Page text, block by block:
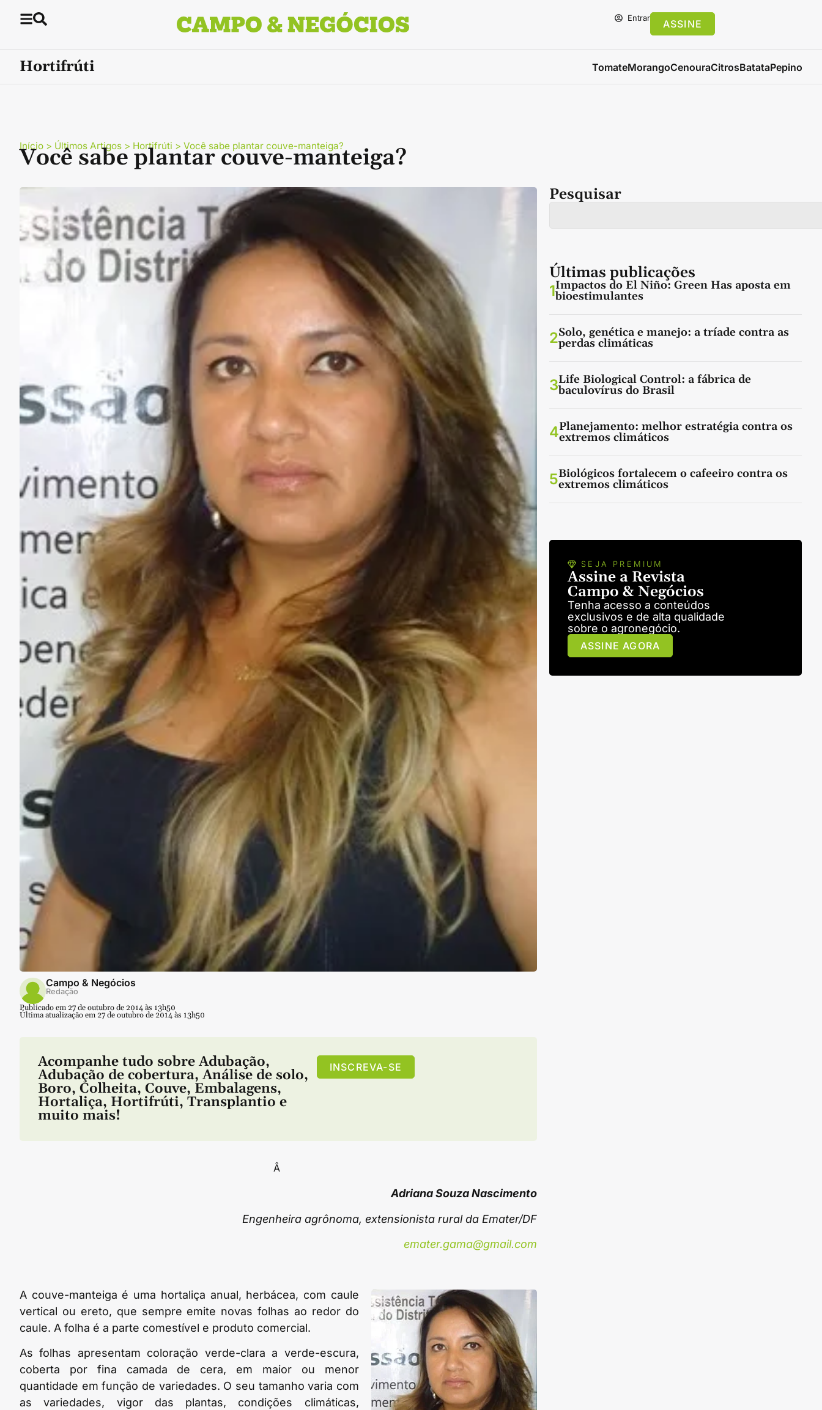
Entrar ASSINE
Hortifrúti TomateMorangoCenouraCitrosBatataPepino
Início > Últimos Artigos > Hortifrúti > Você sabe plantar couve-manteiga?
Você sabe plantar couve-manteiga?
Campo & Negócios
Redação
Publicado em 27 de outubro de 2014 às 13h50
Última atualização em 27 de outubro de 2014 às 13h50
Acompanhe tudo sobre Adubação,
Adubação de cobertura, Análise de solo,
Boro, Colheita, Couve, Embalagens,
Hortaliça, Hortifrúti, Transplantio e
muito mais!
INSCREVA-SE
Â
Adriana Souza Nascimento
Engenheira agrônoma, extensionista rural da Emater/DF
emater.gama@gmail.com
A couve-manteiga é uma hortaliça anual, herbácea, com caule
vertical ou ereto, que sempre emite novas folhas ao redor do
caule. A folha é a parte comestível e produto comercial.
As folhas apresentam coloração verde-clara a verde-escura,
coberta por fina camada de cera, em maior ou menor
quantidade em função de variedades. O seu tamanho varia com
as variedades, vigor das plantas, condições climáticas,
Pesquisar
Últimas publicações
1Impactos do El Niño: Green Has aposta em
bioestimulantes
2Solo, genética e manejo: a tríade contra as
perdas climáticas
3Life Biological Control: a fábrica de
baculovírus do Brasil
4Planejamento: melhor estratégia contra os
extremos climáticos
5Biológicos fortalecem o cafeeiro contra os
extremos climáticos
SEJA PREMIUM
Assine a Revista
Campo & Negócios
Tenha acesso a conteúdos
exclusivos e de alta qualidade
sobre o agronegócio.
ASSINE AGORA